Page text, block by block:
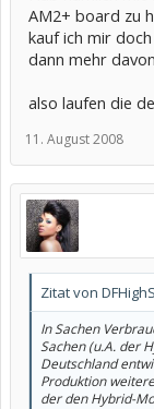
AM2+ board zu
kauf ich mir
dann mehr
also laufen die
11. August 2008
Zitat von
In Sachen
Sachen (u.A. der
Deutschland
Produktion
der den Hybrid-